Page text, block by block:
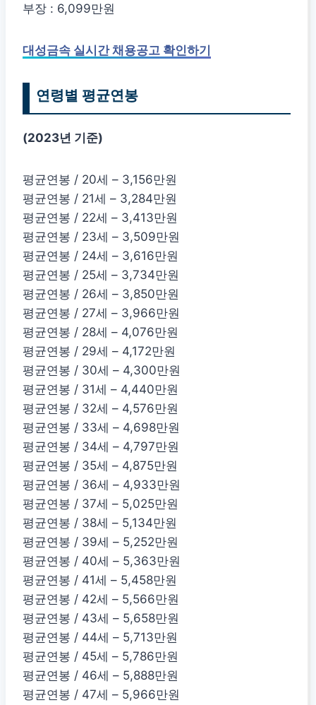
부장 : 6,099만원
대성금속 실시간 채용공고 확인하기
연령별 평균연봉
(2023년 기준)
평균연봉 / 20세 – 3,156만원
평균연봉 / 21세 – 3,284만원
평균연봉 / 22세 – 3,413만원
평균연봉 / 23세 – 3,509만원
평균연봉 / 24세 – 3,616만원
평균연봉 / 25세 – 3,734만원
평균연봉 / 26세 – 3,850만원
평균연봉 / 27세 – 3,966만원
평균연봉 / 28세 – 4,076만원
평균연봉 / 29세 – 4,172만원
평균연봉 / 30세 – 4,300만원
평균연봉 / 31세 – 4,440만원
평균연봉 / 32세 – 4,576만원
평균연봉 / 33세 – 4,698만원
평균연봉 / 34세 – 4,797만원
평균연봉 / 35세 – 4,875만원
평균연봉 / 36세 – 4,933만원
평균연봉 / 37세 – 5,025만원
평균연봉 / 38세 – 5,134만원
평균연봉 / 39세 – 5,252만원
평균연봉 / 40세 – 5,363만원
평균연봉 / 41세 – 5,458만원
평균연봉 / 42세 – 5,566만원
평균연봉 / 43세 – 5,658만원
평균연봉 / 44세 – 5,713만원
평균연봉 / 45세 – 5,786만원
평균연봉 / 46세 – 5,888만원
평균연봉 / 47세 – 5,966만원